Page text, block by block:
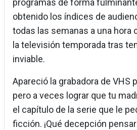
programas de forma
obtenido los índices de
todas las semanas a una hora
la televisión temporada tras
inviable.
Apareció la grabadora de VHS
pero a veces lograr que tu
el capítulo de la serie que le
ficción. ¡Qué decepción